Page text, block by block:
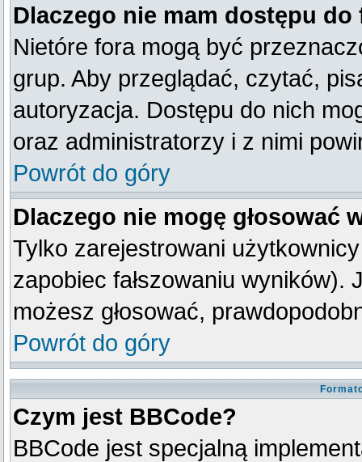
Dlaczego nie mam dostępu do
Nietóre fora mogą być
grup. Aby przeglądać, czytać,
autoryzacja. Dostępu do nich
oraz administratorzy i z nimi
Powrót do góry
Dlaczego nie mogę głosować
Tylko zarejestrowani
zapobiec fałszowaniu wyników).
możesz głosować,
Powrót do góry
Czym jest BBCode?
BBCode jest specjalną